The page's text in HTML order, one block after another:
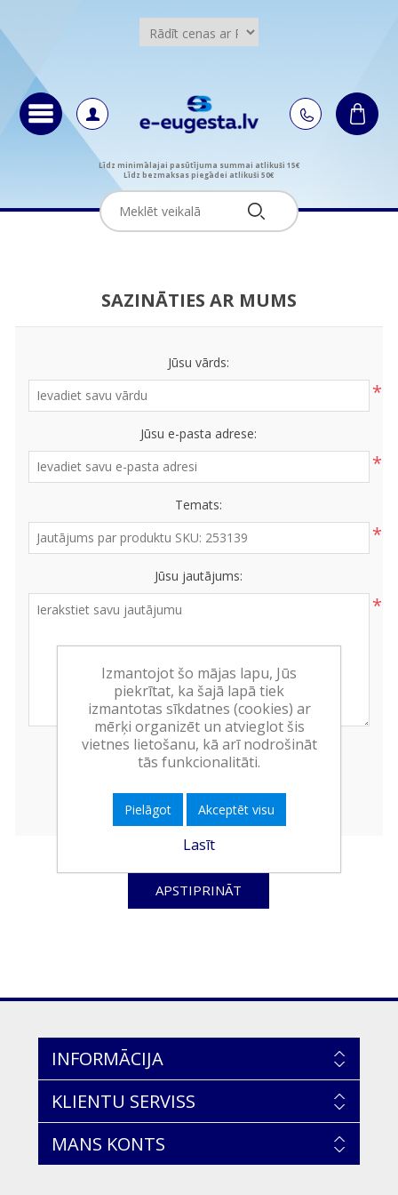
Līdz minimālajai pasūtījuma summai atlikuši 15€
Līdz bezmaksas piegādei atlikuši 50€
SAZINĀTIES AR MUMS
Jūsu vārds:
*
Jūsu e-pasta adrese:
*
Temats:
*
Jūsu jautājums:
*
APSTIPRINĀT
INFORMĀCIJA
KLIENTU SERVISS
MANS KONTS
Izmantojot šo mājas lapu, Jūs
piekrītat, ka šajā lapā tiek
izmantotas sīkdatnes (cookies) ar
mērķi organizēt un atvieglot šis
vietnes lietošanu, kā arī nodrošināt
tās funkcionalitāti.
Pielāgot Akceptēt visu
Lasīt